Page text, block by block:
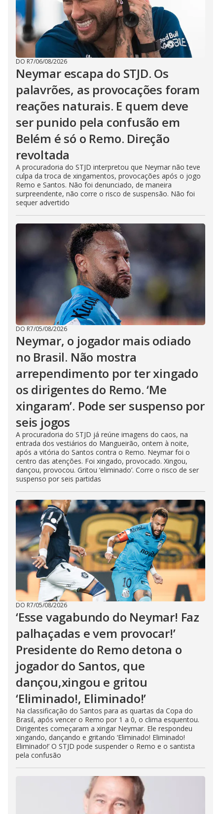
DO R7/06/08/2026
Neymar escapa do STJD. Os
palavrões, as provocações foram
reações naturais. E quem deve
ser punido pela confusão em
Belém é só o Remo. Direção
revoltada
A procuradoria do STJD interpretou que Neymar não teve
culpa da troca de xingamentos, provocações após o jogo
Remo e Santos. Não foi denunciado, de maneira
surpreendente, não corre o risco de suspensão. Não foi
sequer advertido
DO R7/05/08/2026
Neymar, o jogador mais odiado
no Brasil. Não mostra
arrependimento por ter xingado
os dirigentes do Remo. ‘Me
xingaram’. Pode ser suspenso por
seis jogos
A procuradoria do STJD já reúne imagens do caos, na
entrada dos vestiários do Mangueirão, ontem à noite,
após a vitória do Santos contra o Remo. Neymar foi o
centro das atenções. Foi xingado, provocado. Xingou,
dançou, provocou. Gritou ‘eliminado’. Corre o risco de ser
suspenso por seis partidas
DO R7/05/08/2026
‘Esse vagabundo do Neymar! Faz
palhaçadas e vem provocar!’
Presidente do Remo detona o
jogador do Santos, que
dançou,xingou e gritou
‘Eliminado!, Eliminado!’
Na classificação do Santos para as quartas da Copa do
Brasil, após vencer o Remo por 1 a 0, o clima esquentou.
Dirigentes começaram a xingar Neymar. Ele respondeu
xingando, dançando e gritando ‘Eliminado! Eliminado!
Eliminado!’ O STJD pode suspender o Remo e o santista
pela confusão